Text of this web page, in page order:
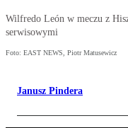
Wilfredo León w meczu z
serwisowymi
Foto: EAST NEWS, Piotr Matusewicz
Janusz Pindera